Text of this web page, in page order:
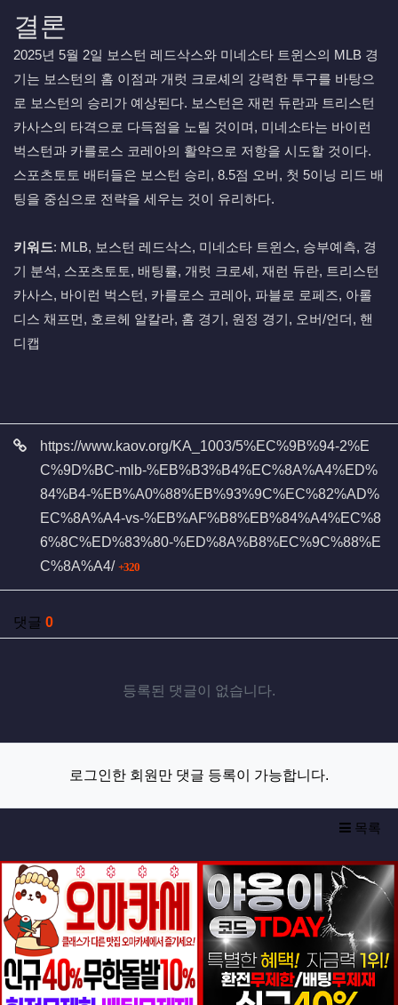
결론
2025년 5월 2일 보스턴 레드삭스와 미네소타 트윈스의 MLB 경
기는 보스턴의 홈 이점과 개럿 크로셰의 강력한 투구를 바탕으
로 보스턴의 승리가 예상된다. 보스턴은 재런 듀란과 트리스턴
카사스의 타격으로 다득점을 노릴 것이며, 미네소타는 바이런
벅스턴과 카를로스 코레아의 활약으로 저항을 시도할 것이다.
스포츠토토 배터들은 보스턴 승리, 8.5점 오버, 첫 5이닝 리드 배
팅을 중심으로 전략을 세우는 것이 유리하다.
키워드: MLB, 보스턴 레드삭스, 미네소타 트윈스, 승부예측, 경
기 분석, 스포츠토토, 배팅률, 개럿 크로셰, 재런 듀란, 트리스턴
카사스, 바이런 벅스턴, 카를로스 코레아, 파블로 로페즈, 아롤
디스 채프먼, 호르헤 알칼라, 홈 경기, 원정 경기, 오버/언더, 핸
디캡
관련자료https://www.kaov.org/KA_1003/5%EC%9B%94-2%E
C%9D%BC-mlb-%EB%B3%B4%EC%8A%A4%ED%
84%B4-%EB%A0%88%EB%93%9C%EC%82%AD%
EC%8A%A4-vs-%EB%AF%B8%EB%84%A4%EC%8
6%8C%ED%83%80-%ED%8A%B8%EC%9C%88%E
C%8A%A4/
320회 연결
댓글 0
등록된 댓글이 없습니다.
로그인한 회원만 댓글 등록이 가능합니다.
목록